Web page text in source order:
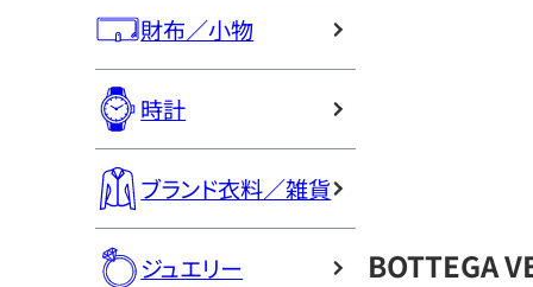
財布／小物
時計
ブランド衣料／雑貨
ジュエリー BOTTEGA